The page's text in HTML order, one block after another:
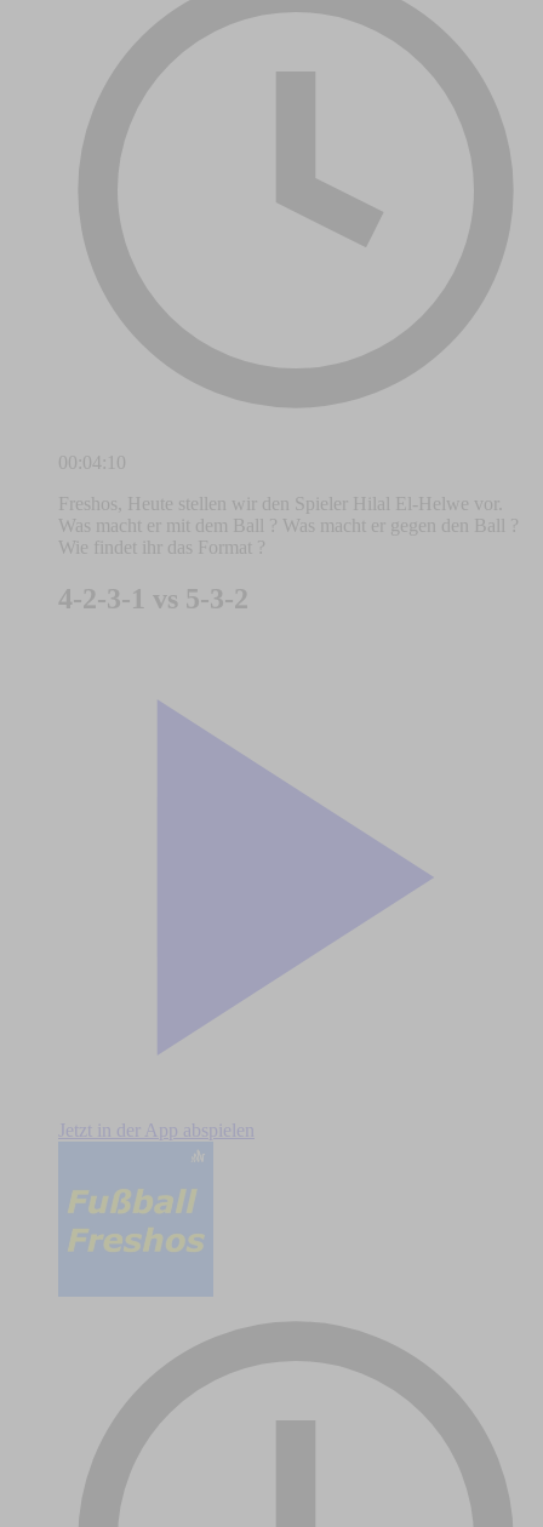
00:04:10
Freshos, Heute stellen wir den Spieler Hilal El-Helwe vor.
Was macht er mit dem Ball ? Was macht er gegen den Ball ?
Wie findet ihr das Format ?
4-2-3-1 vs 5-3-2
Jetzt in der App abspielen